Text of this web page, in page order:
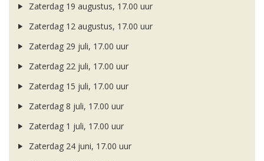
Zaterdag 19 augustus, 17.00 uur
Zaterdag 12 augustus, 17.00 uur
Zaterdag 29 juli, 17.00 uur
Zaterdag 22 juli, 17.00 uur
Zaterdag 15 juli, 17.00 uur
Zaterdag 8 juli, 17.00 uur
Zaterdag 1 juli, 17.00 uur
Zaterdag 24 juni, 17.00 uur